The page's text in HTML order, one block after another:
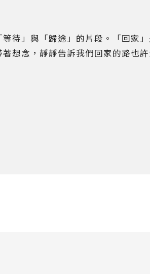
待」與「歸途」的片段。「回家
想念，靜靜告訴我們回家的路也